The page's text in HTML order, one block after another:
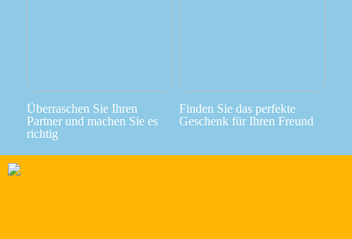
Überraschen Sie Ihren
Partner und machen Sie es
richtig
Finden Sie das perfekte
Geschenk für Ihren Freund